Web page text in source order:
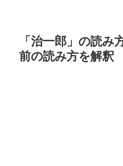
「治一郎」の読み
前の読み方を解釈